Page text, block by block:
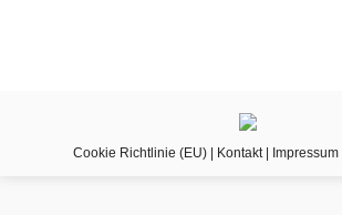
Cookie Richtlinie (EU)| Kontakt| Impressum|